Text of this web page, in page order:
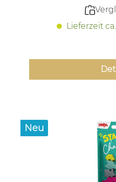
Lieferzeit
Neu